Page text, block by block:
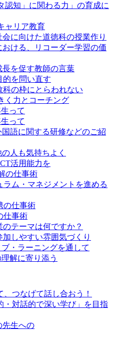
認知」に関わる力」の育成に
ャリア教育
会に向けた道徳科の授業作り
おける、リコーダー学習の価
長を促す教師の言葉
的を問い直す
科の枠にとらわれない
く力とコーチング
って
って
語に関する研修などのご紹
人も気持ちよく
活用能力を
の仕事術
ラム・マネジメントを進める
の仕事術
仕事術
のテーマは何ですか？
加しやすい雰囲気づくり
・ラーニングを通して
解に寄り添う
、つなげて話し合おう！
・対話的で深い学び」を目指
先生への